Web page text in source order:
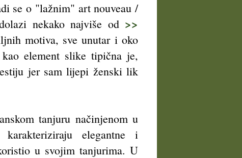
se o "lažnim" art nouveau /
nekako najviše od >>
motiva, sve unutar i oko
element slike tipična je,
jer sam lijepi ženski lik
tanjuru načinjenom u
elegantne i
u svojim tanjurima. U